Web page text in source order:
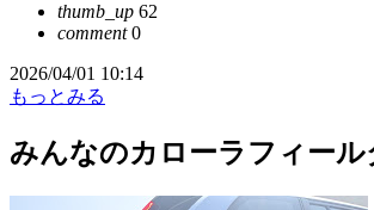
thumb_up 62
comment0
2026/04/01 10:14
もっとみる
みんなのカローラフィール